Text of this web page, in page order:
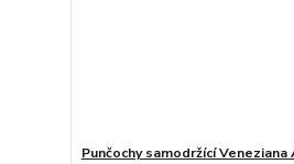
Punčochy samodržící